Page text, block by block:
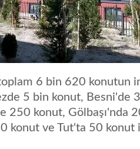
6 bin 620 konutun
5 bin konut, Besni'de
250 konut, Gölbaşı'nda
konut ve Tut'ta 50 konut